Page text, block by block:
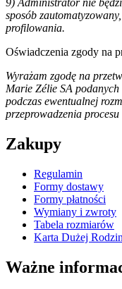
9) Administrator nie
sposób
profilowania.
Oświadczenia zgody na
Wyrażam zgodę na
Marie Zélie SA
podczas ewentualnej
przeprowadzenia
Zakupy
Regulamin
Formy dostawy
Formy płatności
Wymiany i zwroty
Tabela rozmiarów
Karta Dużej
Ważne